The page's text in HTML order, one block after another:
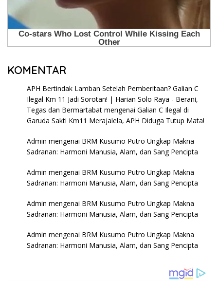
KOMENTAR
APH Bertindak Lamban Setelah Pemberitaan? Galian C
Ilegal Km 11 Jadi Sorotan! | Harian Solo Raya - Berani,
Tegas dan Bermartabat mengenai Galian C Ilegal di
Garuda Sakti Km11 Merajalela, APH Diduga Tutup Mata!
Admin mengenai BRM Kusumo Putro Ungkap Makna
Sadranan: Harmoni Manusia, Alam, dan Sang Pencipta
Admin mengenai BRM Kusumo Putro Ungkap Makna
Sadranan: Harmoni Manusia, Alam, dan Sang Pencipta
Admin mengenai BRM Kusumo Putro Ungkap Makna
Sadranan: Harmoni Manusia, Alam, dan Sang Pencipta
Admin mengenai BRM Kusumo Putro Ungkap Makna
Sadranan: Harmoni Manusia, Alam, dan Sang Pencipta